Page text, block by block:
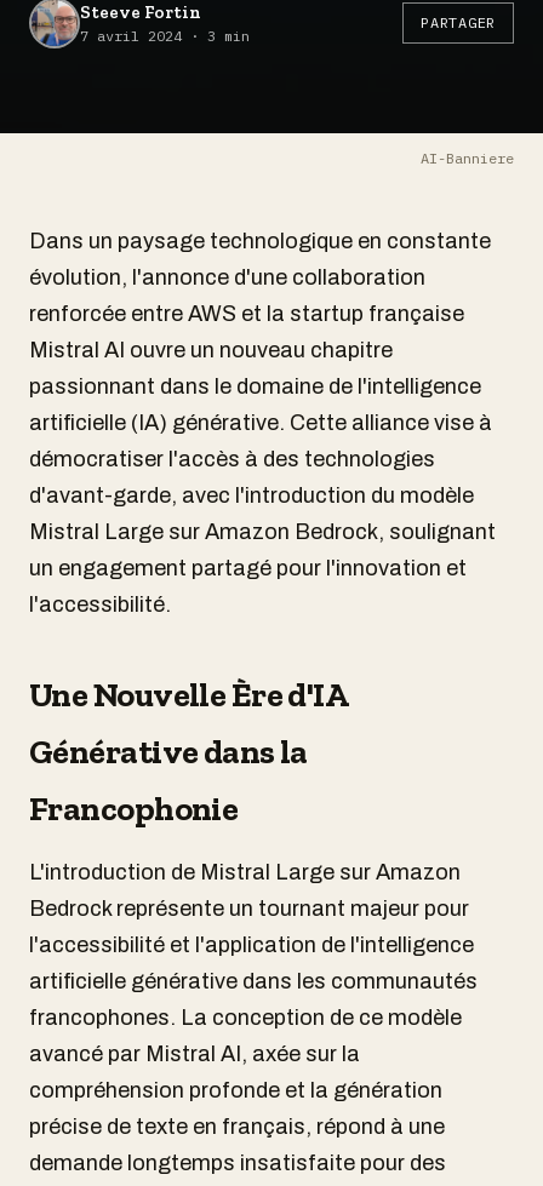
Steeve Fortin
7 avril 2024 · 3 min
PARTAGER
AI-Banniere
Dans un paysage technologique en constante
évolution, l'annonce d'une collaboration
renforcée entre AWS et la startup française
Mistral AI ouvre un nouveau chapitre
passionnant dans le domaine de l'intelligence
artificielle (IA) générative. Cette alliance vise à
démocratiser l'accès à des technologies
d'avant-garde, avec l'introduction du modèle
Mistral Large sur Amazon Bedrock, soulignant
un engagement partagé pour l'innovation et
l'accessibilité.
Une Nouvelle Ère d'IA
Générative dans la
Francophonie
L'introduction de Mistral Large sur Amazon
Bedrock représente un tournant majeur pour
l'accessibilité et l'application de l'intelligence
artificielle générative dans les communautés
francophones. La conception de ce modèle
avancé par Mistral AI, axée sur la
compréhension profonde et la génération
précise de texte en français, répond à une
demande longtemps insatisfaite pour des